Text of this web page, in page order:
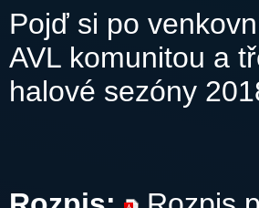
Pojď si po
AVL komunitou a
halové sezóny